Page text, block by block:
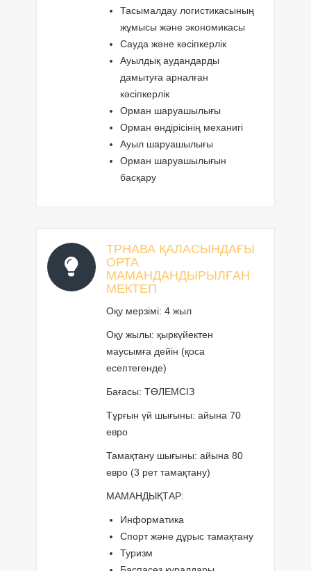
Тасымалдау логистикасының
жұмысы және экономикасы
Сауда және кәсіпкерлік
Ауылдық аудандарды
дамытуға арналған
кәсіпкерлік
Орман шаруашылығы
Орман өндірісінің механигі
Ауыл шаруашылығы
Орман шаруашылығын
басқару
ТРНАВА ҚАЛАСЫНДАҒЫ
ОРТА
МАМАНДАНДЫРЫЛҒАН
МЕКТЕП
Оқу мерзімі: 4 жыл
Оқу жылы: қыркүйектен
маусымға дейін (қоса
есептегенде)
Бағасы: ТӨЛЕМСІЗ
Тұрғын үй шығыны: айына 70
евро
Тамақтану шығыны: айына 80
евро (3 рет тамақтану)
МАМАНДЫҚТАР:
Информатика
Спорт және дұрыс тамақтану
Туризм